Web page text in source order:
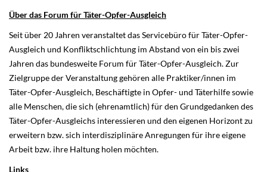
Über das Forum für Täter-Opfer-Ausgleich
Seit über 20 Jahren veranstaltet das Servicebüro für Täter-Opfer-
Ausgleich und Konfliktschlichtung im Abstand von ein bis zwei
Jahren das bundesweite Forum für Täter-Opfer-Ausgleich. Zur
Zielgruppe der Veranstaltung gehören alle Praktiker/innen im
Täter-Opfer-Ausgleich, Beschäftigte in Opfer- und Täterhilfe sowie
alle Menschen, die sich (ehrenamtlich) für den Grundgedanken des
Täter-Opfer-Ausgleichs interessieren und den eigenen Horizont zu
erweitern bzw. sich interdisziplinäre Anregungen für ihre eigene
Arbeit bzw. ihre Haltung holen möchten.
Links